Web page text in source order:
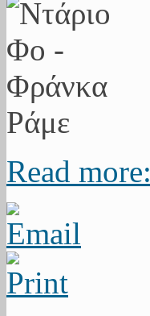
Read more: